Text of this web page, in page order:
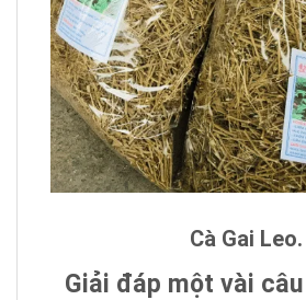
Cà Gai Leo.
Giải đáp một vài